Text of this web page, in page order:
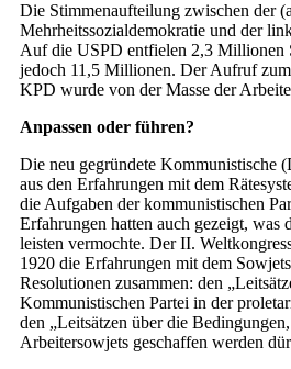
Die Stimmenaufteilung zwischen der
Mehrheitssozialdemokratie und der
Auf die USPD entfielen 2,3 Millionen
jedoch 11,5 Millionen. Der Aufruf
KPD wurde von der Masse der
Anpassen oder führen?
Die neu gegründete Kommunistische
aus den Erfahrungen mit dem
die Aufgaben der kommunistischen
Erfahrungen hatten auch gezeigt, was
leisten vermochte. Der II.
1920 die Erfahrungen mit dem
Resolutionen zusammen: den
Kommunistischen Partei in der
den „Leitsätzen über die
Arbeitersowjets geschaffen werden